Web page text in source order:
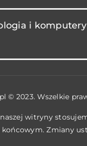
i komputery
© 2023. Wszelkie
witryny
końcowym. Zmiany